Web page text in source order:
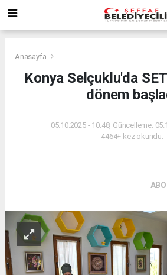
Anasayfa
Konya Selçuklu'da
dönem
05.10.2025 - 10:48, Güncelleme:
4464+ kez okundu.